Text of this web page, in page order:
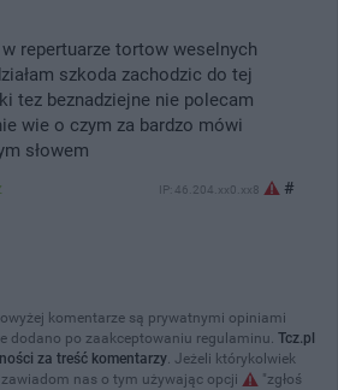
repertuarze tortow weselnych
szkoda zachodzic do tej
tez beznadziejne nie polecam
wie o czym za bardzo mówi
słowem
IP: 46.204.xx0.xx8 #
komentarze są prywatnymi opiniami
dodano po zaakceptowaniu regulaminu. Tcz.pl
za treść komentarzy. Jeżeli którykolwiek
zawiadom nas o tym używając opcji
"zgłoś